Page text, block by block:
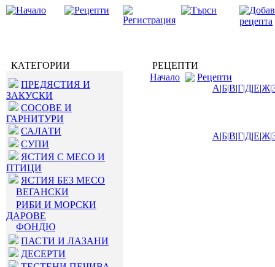
КАТЕГОРИИ
ПРЕДЯСТИЯ И
ЗАКУСКИ
СОСОВЕ И
ГАРНИТУРИ
САЛАТИ
СУПИ
ЯСТИЯ С МЕСО И
ПТИЦИ
ЯСТИЯ БЕЗ МЕСО
ВЕГАНСКИ
РИБИ И МОРСКИ
ДАРОВЕ
ФОНДЮ
ПАСТИ И ЛАЗАНИ
ДЕСЕРТИ
РЕЦЕПТИ
Начало
Рецепти
А|Б|В|Г|Д|Е|Ж|
А|Б|В|Г|Д|Е|Ж|